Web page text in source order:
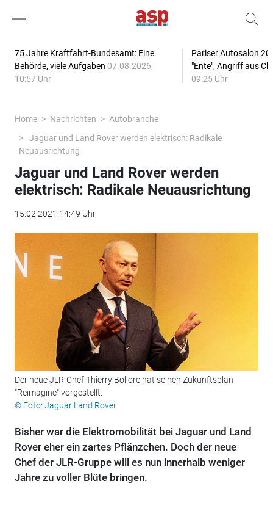
75 Jahre Kraftfahrt-Bundesamt: Eine
Behörde, viele Aufgaben 07.08.2026,
10:57 Uhr
Pariser Autosalon
"Ente", Angriff aus
09:25 Uhr
Home Nachrichten
Autobranche
Jaguar und Land Rover werden elektrisch: Radikale
Neuausrichtung
Jaguar und Land Rover werden
elektrisch: Radikale Neuausrichtung
15.02.2021 14:49 Uhr
Der neue JLR-Chef Thierry Bollore hat seinen Zukunftsplan
"Reimagine" vorgestellt.
© Foto: Jaguar Land Rover
Bisher war die Elektromobilität bei Jaguar und Land
Rover eher ein zartes Pflänzchen. Doch der neue
Chef der JLR-Gruppe will es nun innerhalb weniger
Jahre zu voller Blüte bringen.